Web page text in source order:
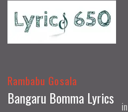
Rambabu Gosala
Bangaru Bomma Lyrics in